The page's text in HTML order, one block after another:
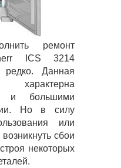
ремонт
ICS 3214
редко. Данная
и большими
Но в силу
или
сбои
некоторых